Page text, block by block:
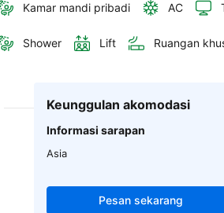
Kamar mandi pribadi AC
Shower Lift Ruangan
Keunggulan akomodasi
Informasi sarapan
Asia
Pesan sekarang